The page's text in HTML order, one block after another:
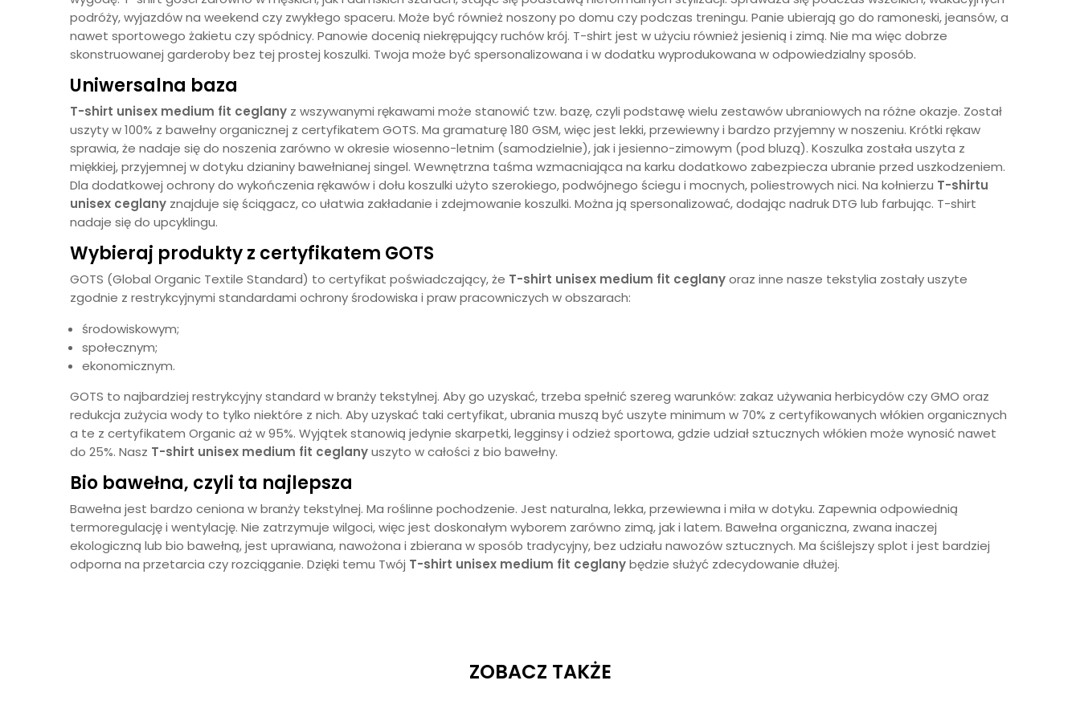
podróży, wyjazdów na weekend czy zwykłego spaceru. Może być również noszony po domu czy podczas treningu. Panie ubierają go do ramoneski, jeansów, a
nawet sportowego żakietu czy spódnicy. Panowie docenią niekrępujący ruchów krój. T-shirt jest w użyciu również jesienią i zimą. Nie ma więc dobrze
skonstruowanej garderoby bez tej prostej koszulki. Twoja może być spersonalizowana i w dodatku wyprodukowana w odpowiedzialny sposób.
Uniwersalna baza
T-shirt unisex medium fit ceglany z wszywanymi rękawami może stanowić tzw. bazę, czyli podstawę wielu zestawów ubraniowych na różne okazje. Został
uszyty w 100% z bawełny organicznej z certyfikatem GOTS. Ma gramaturę 180 GSM, więc jest lekki, przewiewny i bardzo przyjemny w noszeniu. Krótki rękaw
sprawia, że nadaje się do noszenia zarówno w okresie wiosenno-letnim (samodzielnie), jak i jesienno-zimowym (pod bluzą). Koszulka została uszyta z
miękkiej, przyjemnej w dotyku dzianiny bawełnianej singel. Wewnętrzna taśma wzmacniająca na karku dodatkowo zabezpiecza ubranie przed uszkodzeniem.
Dla dodatkowej ochrony do wykończenia rękawów i dołu koszulki użyto szerokiego, podwójnego ściegu i mocnych, poliestrowych nici. Na kołnierzu T-shirtu
unisex ceglany znajduje się ściągacz, co ułatwia zakładanie i zdejmowanie koszulki. Można ją spersonalizować, dodając nadruk DTG lub farbując. T-shirt
nadaje się do upcyklingu.
Wybieraj produkty z certyfikatem GOTS
GOTS (Global Organic Textile Standard) to certyfikat poświadczający, że T-shirt unisex medium fit ceglanyoraz inne nasze tekstylia zostały uszyte
zgodnie z restrykcyjnymi standardami ochrony środowiska i praw pracowniczych w obszarach:
środowiskowym;
społecznym;
ekonomicznym.
GOTS to najbardziej restrykcyjny standard w branży tekstylnej. Aby go uzyskać, trzeba spełnić szereg warunków: zakaz używania herbicydów czy GMO oraz
redukcja zużycia wody to tylko niektóre z nich. Aby uzyskać taki certyfikat, ubrania muszą być uszyte minimum w 70% z certyfikowanych włókien organicznych
a te z certyfikatem Organic aż w 95%. Wyjątek stanowią jedynie skarpetki, legginsy i odzież sportowa, gdzie udział sztucznych włókien może wynosić nawet
do 25%. Nasz T-shirt unisex medium fit ceglanyuszyto w całości z bio bawełny.
Bio bawełna, czyli ta najlepsza
Bawełna jest bardzo ceniona w branży tekstylnej. Ma roślinne pochodzenie. Jest naturalna, lekka, przewiewna i miła w dotyku. Zapewnia odpowiednią
termoregulację i wentylację. Nie zatrzymuje wilgoci, więc jest doskonałym wyborem zarówno zimą, jak i latem. Bawełna organiczna, zwana inaczej
ekologiczną lub bio bawełną, jest uprawiana, nawożona i zbierana w sposób tradycyjny, bez udziału nawozów sztucznych. Ma ściślejszy splot i jest bardziej
odporna na przetarcia czy rozciąganie. Dzięki temu Twój T-shirt unisex medium fit ceglanybędzie służyć zdecydowanie dłużej.
ZOBACZ TAKŻE